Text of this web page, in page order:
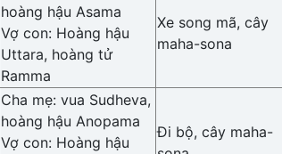
hoàng hậu Asama
Vợ con: Hoàng hậu
Uttara, hoàng tử
Ramma
Xe song mã, cây
maha-sona
Cha mẹ: vua Sudheva,
hoàng hậu Anopama
Vợ con: Hoàng hậu
Đi bộ, cây maha-